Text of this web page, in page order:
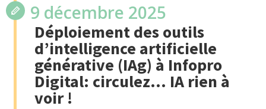
9 décembre 2025
Déploiement des outils
d’intelligence artificielle
générative (IAg) à Infopro
Digital: circulez… IA rien à
voir !